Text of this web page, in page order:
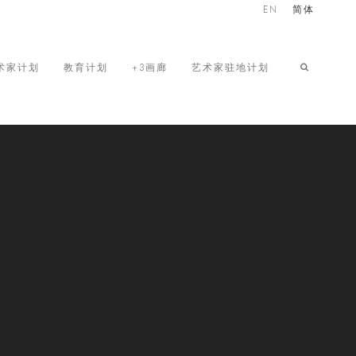
家计划 教育计划 +3画廊 艺术家驻地计划
EN 简体